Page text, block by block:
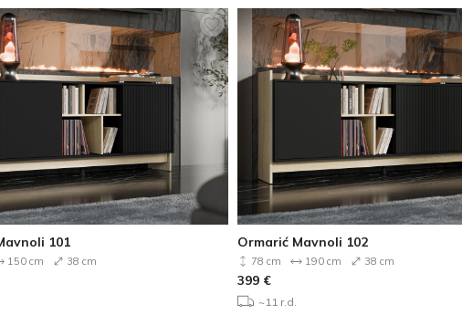
101
150 cm 38 cm
Ormarić Mavnoli 102
78 cm 190 cm 38 cm
399 €
~11 r.d.